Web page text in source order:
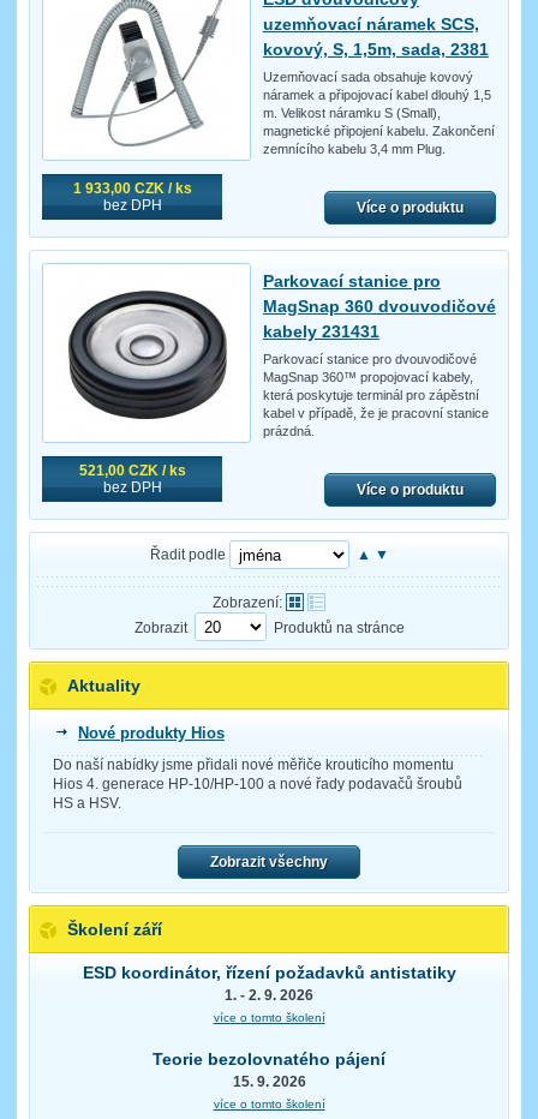
1 933,00 CZK / ks
bez DPH
uzemňovací náramek SCS,
kovový, S, 1,5m, sada, 2381
Uzemňovací sada obsahuje kovový
náramek a připojovací kabel dlouhý 1,5
m. Velikost náramku S (Small),
magnetické připojení kabelu. Zakončení
zemnícího kabelu 3,4 mm Plug.
Více o produktu
521,00 CZK / ks
bez DPH
Parkovací stanice pro
MagSnap 360 dvouvodičové
kabely 231431
Parkovací stanice pro dvouvodičové
MagSnap 360™ propojovací kabely,
která poskytuje terminál pro zápěstní
kabel v případě, že je pracovní stanice
prázdná.
Více o produktu
Řadit podle ▲ ▼
Zobrazení:
Zobrazit
Produktů na stránce
Aktuality
Nové produkty Hios
Do naší nabídky jsme přidali nové měřiče krouticího momentu
Hios 4. generace HP-10/HP-100 a nové řady podavačů šroubů
HS a HSV.
Zobrazit všechny
Školení září
ESD koordinátor, řízení požadavků antistatiky
1. - 2. 9. 2026
více o tomto školení
Teorie bezolovnatého pájení
15. 9. 2026
více o tomto školení